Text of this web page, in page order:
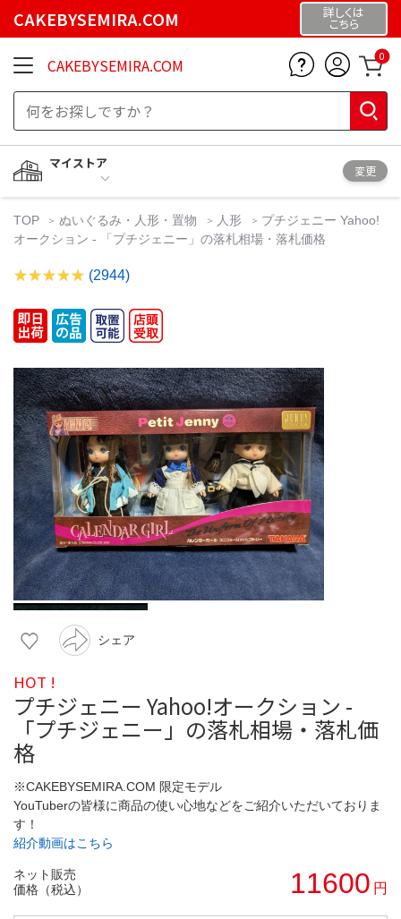
CAKEBYSEMIRA.COM 詳しくは
こちら
CAKEBYSEMIRA.COM 0
マイストア
変更
TOP ぬいぐるみ・人形・置物 人形
プチジェニー Yahoo!
オークション - 「プチジェニー」の落札相場・落札価格
(2944)
シェア
HOT !
プチジェニー Yahoo!オークション -
「プチジェニー」の落札相場・落札価
格
※CAKEBYSEMIRA.COM 限定モデル
YouTuberの皆様に商品の使い心地などをご紹介いただいておりま
す！
紹介動画はこちら
ネット販売
価格（税込）
11600 円